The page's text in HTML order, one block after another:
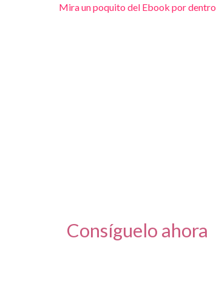
Mira un poquito del Ebook por dentro
Consíguelo ahora